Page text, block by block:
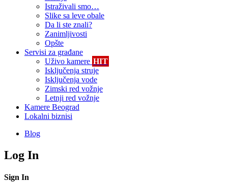
Istraživali smo…
Slike sa leve obale
Da li ste znali?
Zanimljivosti
Opšte
Servisi za građane
Uživo kamere HIT
Isključenja struje
Isključenja vode
Zimski red vožnje
Letnji red vožnje
Kamere Beograd
Lokalni biznisi
Blog
Log In
Sign In